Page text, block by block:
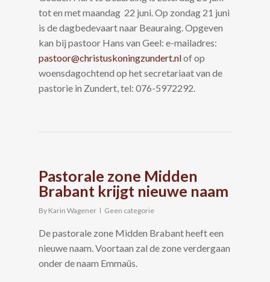
tot en met maandag 22 juni. Op zondag 21 juni
is de dagbedevaart naar Beauraing. Opgeven
kan bij pastoor Hans van Geel: e-mailadres:
pastoor@christuskoningzundert.nlof op
woensdagochtend op het secretariaat van de
pastorie in Zundert, tel: 076-5972292.
Pastorale zone Midden
Brabant krijgt nieuwe naam
By Karin Wagener Geen categorie
De pastorale zone Midden Brabant heeft een
nieuwe naam. Voortaan zal de zone verdergaan
onder de naam Emmaüs.